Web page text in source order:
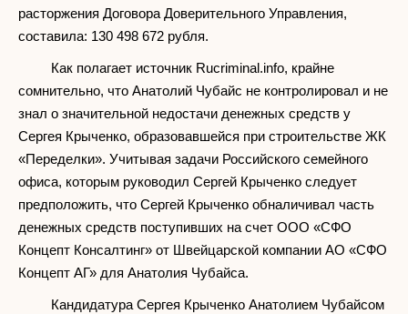
расторжения Договора Доверительного Управления,
составила: 130 498 672 рубля.
Как полагает источник Rucriminal.info, крайне
сомнительно, что Анатолий Чубайс не контролировал и не
знал о значительной недостачи денежных средств у
Сергея Крыченко, образовавшейся при строительстве ЖК
«Переделки». Учитывая задачи Российского семейного
офиса, которым руководил Сергей Крыченко следует
предположить, что Сергей Крыченко обналичивал часть
денежных средств поступивших на счет ООО «СФО
Концепт Консалтинг» от Швейцарской компании АО «СФО
Концепт АГ» для Анатолия Чубайса.
Кандидатура Сергея Крыченко Анатолием Чубайсом